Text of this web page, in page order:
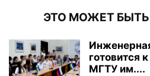
ЭТО МОЖЕТ
готовится
МГТУ им....